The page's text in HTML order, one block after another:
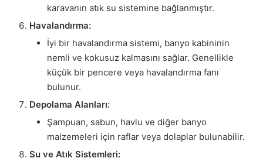
karavanın atık su sistemine bağlanmıştır.
Havalandırma:
İyi bir havalandırma sistemi, banyo kabininin
nemli ve kokusuz kalmasını sağlar. Genellikle
küçük bir pencere veya havalandırma fanı
bulunur.
Depolama Alanları:
Şampuan, sabun, havlu ve diğer banyo
malzemeleri için raflar veya dolaplar bulunabilir.
Su ve Atık Sistemleri: